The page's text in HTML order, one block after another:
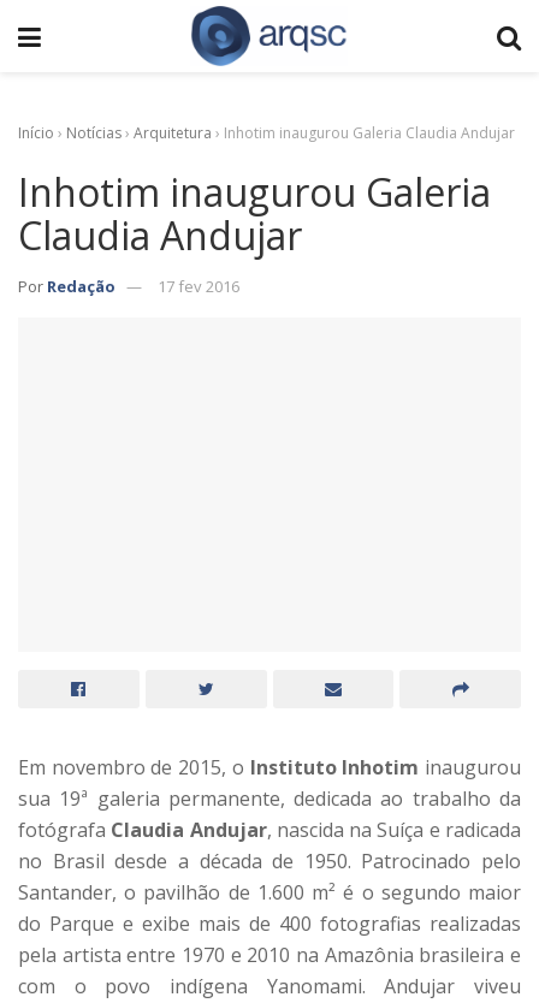
Início › Notícias› Arquitetura › Inhotim inaugurou Galeria Claudia Andujar
Inhotim inaugurou Galeria
Claudia Andujar
Por Redação 17 fev 2016
Em novembro de 2015, o Instituto Inhotim inaugurou
sua 19ª galeria permanente, dedicada ao trabalho da
fotógrafa Claudia Andujar, nascida na Suíça e radicada
no Brasil desde a década de 1950. Patrocinado pelo
Santander, o pavilhão de 1.600 m² é o segundo maior
do Parque e exibe mais de 400 fotografias realizadas
pela artista entre 1970 e 2010 na Amazônia brasileira e
com o povo indígena Yanomami. Andujar viveu